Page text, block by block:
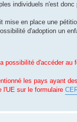
individuels n'est
mise en place une
d'adoption un
possibilité d'accéder au
les pays ayant
l'UE sur le formulaire